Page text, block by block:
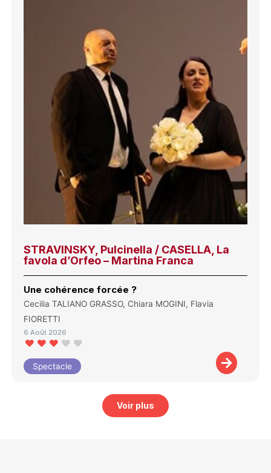
STRAVINSKY, Pulcinella / CASELLA, La
favola d’Orfeo – Martina Franca
Une cohérence forcée ?
Cecilia TALIANO GRASSO, Chiara MOGINI, Flavia
FIORETTI
6 Août 2026
Spectacle
Voir plus